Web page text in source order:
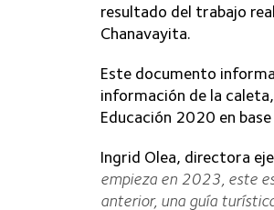
resultado del trabajo
Chanavayita.
Este documento
información de la
Educación 2020 en
Ingrid Olea, directora
empieza en 2023, este
anterior, una guía